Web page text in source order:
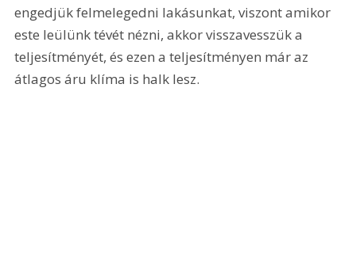
engedjük felmelegedni lakásunkat, viszont amikor
este leülünk tévét nézni, akkor visszavesszük a
teljesítményét, és ezen a teljesítményen már az
átlagos áru klíma is halk lesz.